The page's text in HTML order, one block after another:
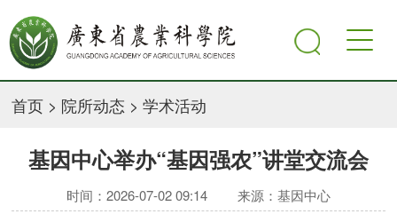
首页 > 院所动态 >学术活动
基因中心举办“基因强农”讲堂交流会
时间：2026-07-02 09:14 来源：基因中心